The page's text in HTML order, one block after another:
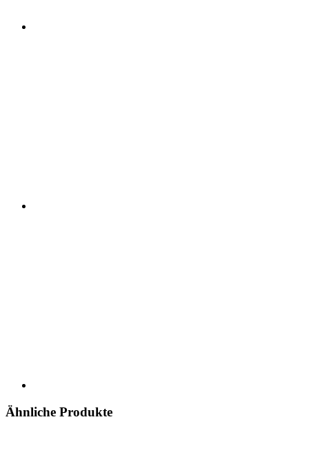
Ähnliche Produkte